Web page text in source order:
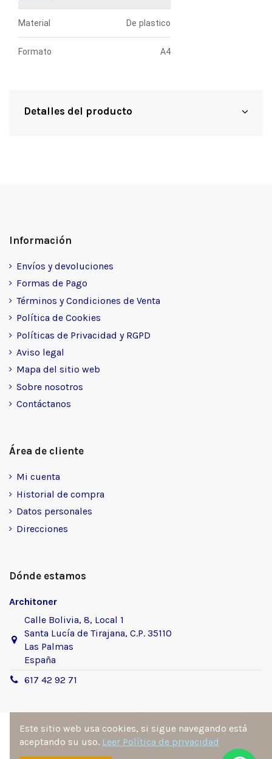
Material De plastico
Formato A4
Detalles del producto
Información
Envíos y devoluciones
Formas de Pago
Términos y Condiciones de Venta
Política de Cookies
Políticas de Privacidad y RGPD
Aviso legal
Mapa del sitio web
Sobre nosotros
Contáctanos
Área de cliente
Mi cuenta
Historial de compra
Datos personales
Direcciones
Dónde estamos
Architoner
Calle Bolivia, 8, Local 1
Santa Lucía de Tirajana, C.P. 35110
Las Palmas
España
617 42 92 71
Sitio desarrollado y diseñado por Ángel Manuel
Este sitio web usa cookies, si sigue navegando está
aceptando su uso. Leer Política de privacidad